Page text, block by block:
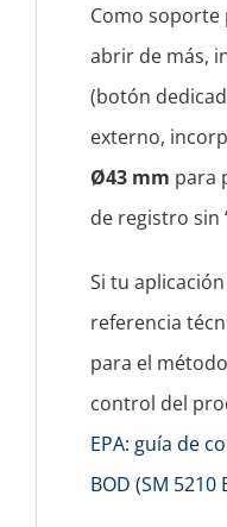
Como soporte
abrir de más,
(botón
externo,
Ø43 mm para
de registro sin
Si tu
referencia
para el
control del
EPA: guía de
BOD (SM 5210